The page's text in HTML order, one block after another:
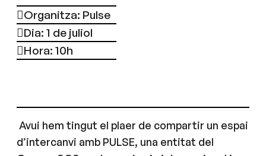
Organitza: Pulse
Dia: 1 de juliol
Hora: 10h
Avui hem tingut el plaer de compartir un espai
d’intercanvi amb PULSE, una entitat del